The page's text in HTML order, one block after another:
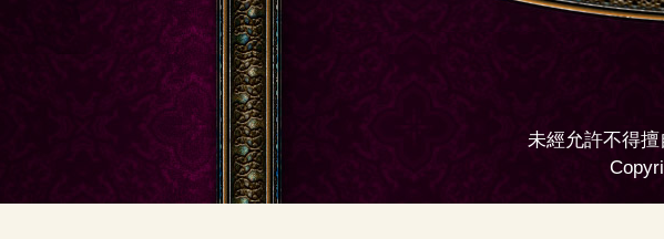
未經允許不得擅